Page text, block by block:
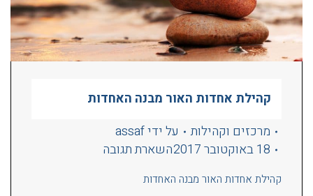
קהילת אחדות האור מבנה האחדות
מרכזים וקהילות
על ידיassaf
18 באוקטובר 2017
השארת תגובה
קהילת אחדות האור מבנה האחדות